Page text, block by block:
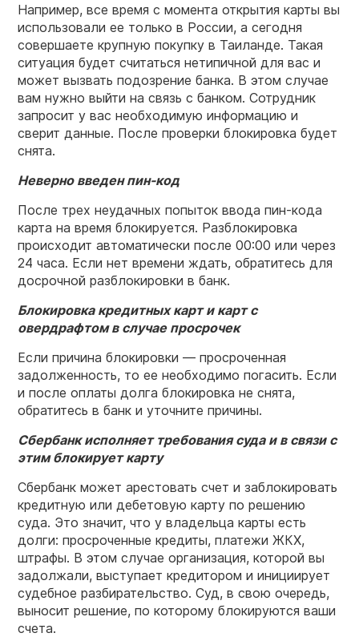
Например, все время с момента открытия карты вы
использовали ее только в России, а сегодня
совершаете крупную покупку в Таиланде. Такая
ситуация будет считаться нетипичной для вас и
может вызвать подозрение банка. В этом случае
вам нужно выйти на связь с банком. Сотрудник
запросит у вас необходимую информацию и
сверит данные. После проверки блокировка будет
снята.
Неверно введен пин-код
После трех неудачных попыток ввода пин-кода
карта на время блокируется. Разблокировка
происходит автоматически после 00:00 или через
24 часа. Если нет времени ждать, обратитесь для
досрочной разблокировки в банк.
Блокировка кредитных карт и карт с
овердрафтом в случае просрочек
Если причина блокировки — просроченная
задолженность, то ее необходимо погасить. Если
и после оплаты долга блокировка не снята,
обратитесь в банк и уточните причины.
Сбербанк исполняет требования суда и в связи с
этим блокирует карту
Сбербанк может арестовать счет и заблокировать
кредитную или дебетовую карту по решению
суда. Это значит, что у владельца карты есть
долги: просроченные кредиты, платежи ЖКХ,
штрафы. В этом случае организация, которой вы
задолжали, выступает кредитором и инициирует
судебное разбирательство. Суд, в свою очередь,
выносит решение, по которому блокируются ваши
счета.